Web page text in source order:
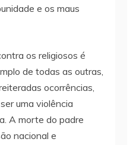
e os maus
os religiosos é
de todas as outras,
ocorrências,
uma violência
A morte do padre
nacional e